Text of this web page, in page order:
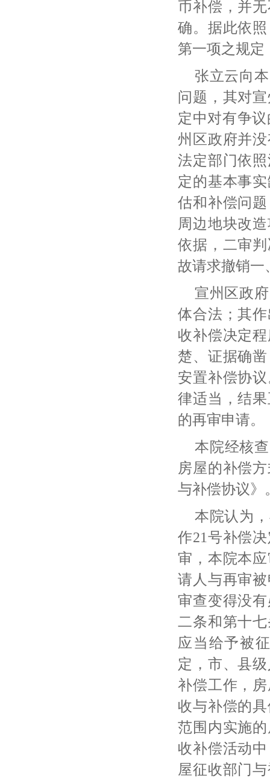
币补偿，并
确。据此依
第一项之规定
张立云向
问题，其对
定中对有争
州区政府并
法定部门依
定的基本事
估和补偿问
周边地块改
依据，二审
故请求撤销一
宣州区政
体合法；其
收补偿决定
楚、证据确
安置补偿协
律适当，结
的再审申请。
本院经核
房屋的补偿
与补偿协议》
本院认为
作21号补偿
审，本院本
请人与再审
审查变得没
二条和第十
应当给予被
定，市、县
补偿工作，
收与补偿的
范围内实施
收补偿活动
屋征收部门